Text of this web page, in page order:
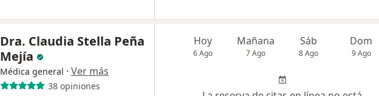
Dra. Claudia Stella Peña
Mejía
Médica general · Ver más
38 opiniones
Hoy
6 Ago
Mañana
7 Ago
Sáb
8 Ago
Dom
9 Ago